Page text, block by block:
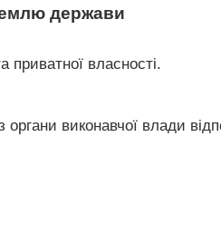
держави
приватної власності.
виконавчої влади